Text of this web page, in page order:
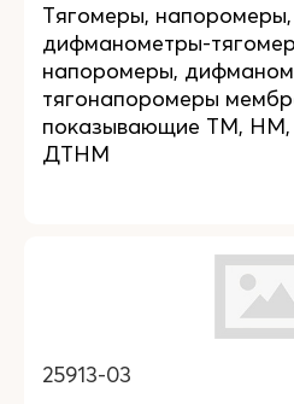
Тягомеры,
дифманометры-
напоромеры,
тягонапоромеры
показывающие ТМ,
ДТНМ
25913-03